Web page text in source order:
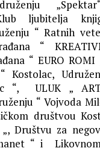
ljubitelja
“ Ratnih
“
“ EURO
“ Kostolac,
“, ULUK „
“ Vojvoda
društvou
Društvu za
“ i